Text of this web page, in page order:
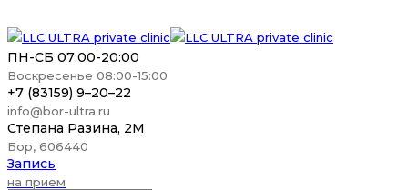
ПН-СБ 07:00-20:00
Воскресенье 08:00-15:00
+7 (83159) 9–20–22
info@bor-ultra.ru
Степана Разина, 2М
Бор, 606440
Запись
на прием